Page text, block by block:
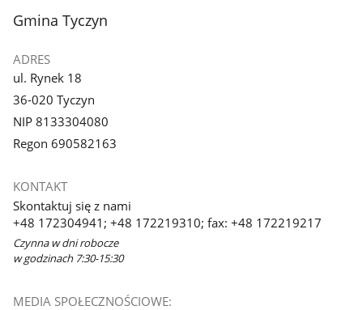
stopka
Gmina Tyczyn
ADRES
ul. Rynek 18
36-020 Tyczyn
NIP 8133304080
Regon 690582163
KONTAKT
Skontaktuj się z nami
+48 172304941; +48 172219310; fax: +48 172219217
Czynna w dni robocze
w godzinach 7:30-15:30
MEDIA SPOŁECZNOŚCIOWE: